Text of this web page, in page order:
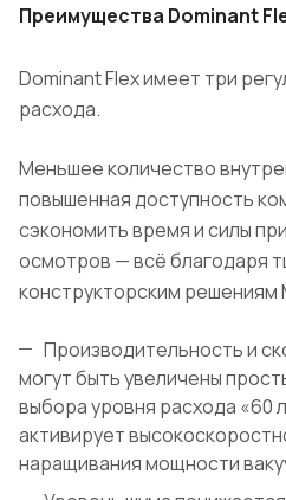
Преимущества Dominant
Dominant Flex имеет три
расхода.
Меньшее количество
повышенная доступность
сэкономить время и силы
осмотров — всё благодаря
конструкторским решениям
Производительность и
могут быть увеличены
выбора уровня расхода «60
активирует
наращивания мощности